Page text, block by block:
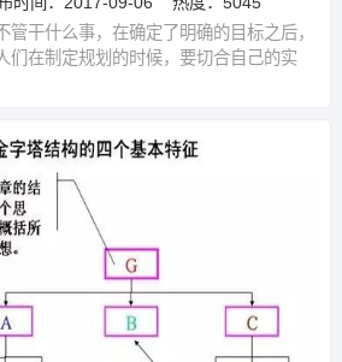
干什么事，在确定了明确的目标之后，
们在制定规划的时候，要切合自己的实